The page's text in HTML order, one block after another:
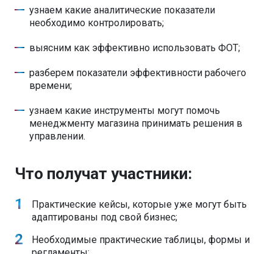
узнаем какие аналитические показатели
необходимо контролировать;
выясним как эффективно использовать ФОТ;
разберем показатели эффективности рабочего
времени;
узнаем какие инструменты могут помочь
менеджменту магазина принимать решения в
управлении.
Что получат участники:
Практические кейсы, которые уже могут быть
адаптированы под свой бизнес;
Необходимые практические таблицы, формы и